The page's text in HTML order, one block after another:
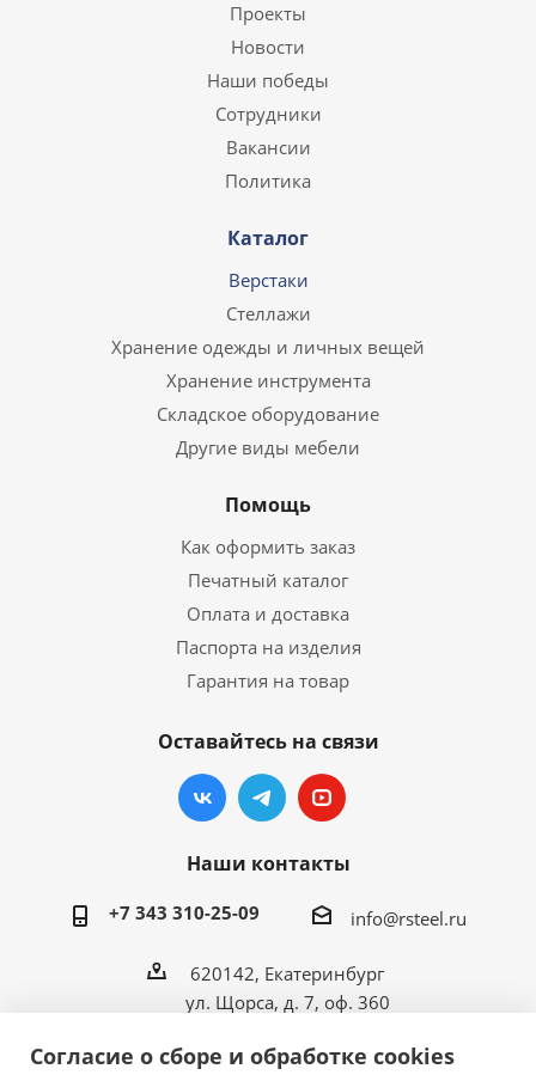
Проекты
Новости
Наши победы
Сотрудники
Вакансии
Политика
Каталог
Верстаки
Стеллажи
Хранение одежды и личных вещей
Хранение инструмента
Складское оборудование
Другие виды мебели
Помощь
Как оформить заказ
Печатный каталог
Оплата и доставка
Паспорта на изделия
Гарантия на товар
Оставайтесь на связи
Наши контакты
+7 343 310-25-09 info@rsteel.ru
620142, Екатеринбург
ул. Щорса, д. 7, оф. 360
Согласие о сборе и обработке cookies